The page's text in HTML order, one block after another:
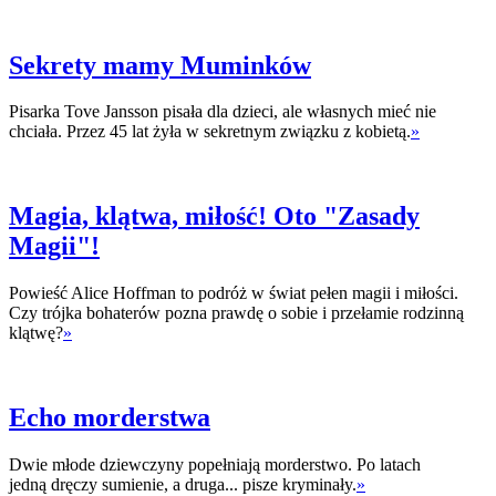
Sekrety mamy Muminków
Pisarka Tove Jansson pisała dla dzieci, ale własnych mieć nie
chciała. Przez 45 lat żyła w sekretnym związku z kobietą.»
Magia, klątwa, miłość! Oto "Zasady
Magii"!
Powieść Alice Hoffman to podróż w świat pełen magii i miłości.
Czy trójka bohaterów pozna prawdę o sobie i przełamie rodzinną
klątwę?»
Echo morderstwa
Dwie młode dziewczyny popełniają morderstwo. Po latach
jedną dręczy sumienie, a druga... pisze kryminały.»